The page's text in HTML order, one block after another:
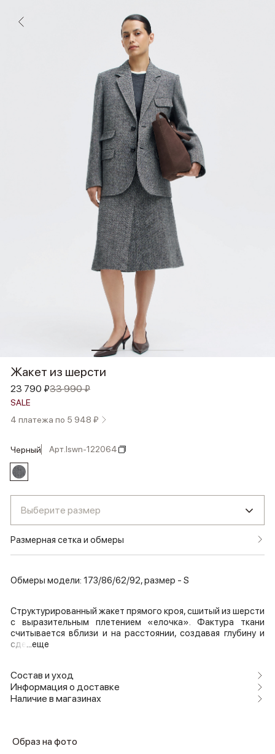
Жакет из шерсти
23 790 ₽33 990 ₽
SALE
4 платежа по 5 948 ₽
черный Арт.lswn-122064
Выберите размер
Размерная сетка и обмеры
Обмеры модели: 173/86/62/92, размер - S
Структурированный жакет прямого кроя, сшитый из шерсти
с выразительным плетением «елочка». Фактура ткани
считывается вблизи и на расстоянии, создавая глубину и
сде ...еще
Состав и уход
Информация о доставке
Наличие в магазинах
Образ на фото